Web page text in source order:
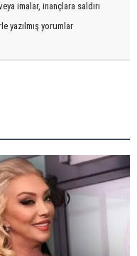
imalar, inançlara saldırı
yazılmış yorumlar